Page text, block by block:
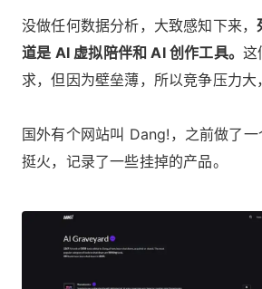
没做任何数据分析，大致感知下来，
道是 AI 虚拟陪伴和 AI 创作工具。这
求，但因为壁垒薄，所以竞争压力大
国外有个网站叫 Dang!，之前做了
挺火，记录了一些挂掉的产品。